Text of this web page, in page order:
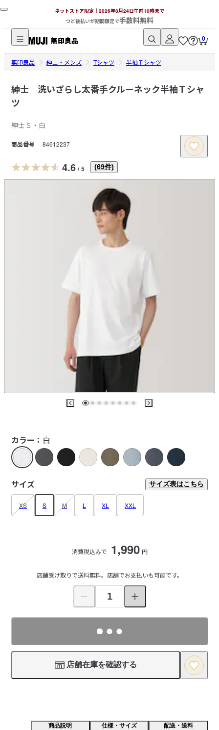
ネットストア限定｜2026年8月24日午前10時まで
つど後払いが期間限定で手数料無料
無
印
品
ト
ト
ア
0
無印良品 紳士・メンズ Tシャツ 半袖Ｔシャツ
紳士 洗いざらし太番手クルーネック半袖Ｔシャ
ツ
紳士Ｓ・白
商品番号 84612237
4.6 / 5 (69件)
カラー： 白
サイズ サイズ表はこちら
XS S M L XL XXL
消費税込みで 1,990 円
店舗受け取りで送料無料。店舗でお支払いも可能です。
店舗在庫を確認する
商品説明 仕様・サイズ 配送・送料